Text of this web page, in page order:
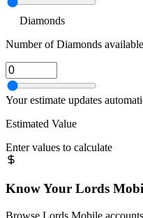
Diamonds
Number of Diamonds available
Your estimate updates
Estimated Value
Enter values to calculate
Know Your Lords
Browse Lords Mobile